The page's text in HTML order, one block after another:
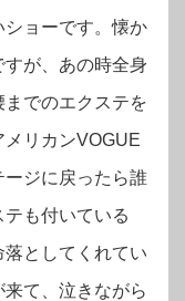
ョーです。懐か
が、あの時全身
でのエクステを
リカンVOGUE
ジに戻ったら誰
も付いている
としてくれてい
て、泣きながら